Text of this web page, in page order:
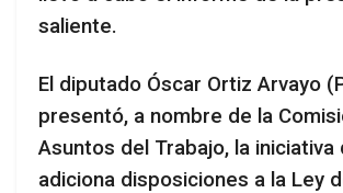
saliente.
El diputado Óscar Ortiz Arvayo
presentó, a nombre de la
Asuntos del Trabajo, la iniciativa
adiciona disposiciones a la Ley